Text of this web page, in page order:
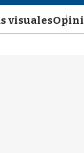
visuales